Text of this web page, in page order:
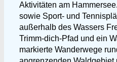
Aktivitäten am
sowie Sport- und
außerhalb des Wassers
Trimm-dich-Pfad und ein
markierte Wanderwege